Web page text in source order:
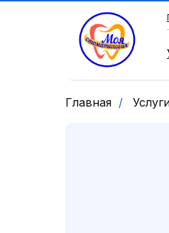
Главная /